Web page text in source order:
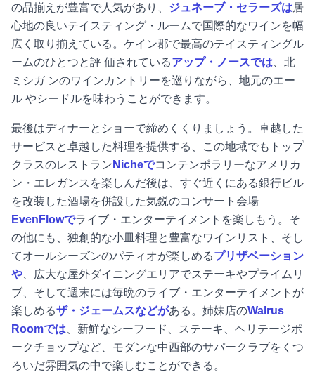
の品揃えが豊富で人気があり、 ジュネーブ・セラーズは居
心地の良いテイスティング・ルームで国際的なワインを幅
広く取り揃えている。ケイン郡で最高のテイスティングル
ームのひとつと評 価されているアップ・ノースでは 、北
ミシガ ンのワインカントリーを巡りながら、地元のエー
ル やシードルを味わうことができます。
最後はディナーとショーで締めくくりましょう。卓越した
サービスと卓越した料理を提供する、この地域でもトップ
クラスのレストラン Nicheでコンテンポラリーなアメリカ
ン・エレガンスを楽しんだ後は、すぐ近くにある銀行ビル
を改装した酒場を併設した気鋭のコンサート会場
EvenFlowでライブ・エンターテイメントを楽しもう。そ
の他にも、独創的な小皿料理と豊富なワインリスト、そし
てオールシーズンのパティオが楽しめるプリザベーション
や 、広大な屋外ダイニングエリアでステーキやプライムリ
ブ、そして週末には毎晩のライブ・エンターテイメントが
楽しめるザ・ジェームスなどがある。姉妹店のWalrus
Roomでは 、新鮮なシーフード、ステーキ、ヘリテージポ
ークチョップなど、モダンな中西部のサパークラブをくつ
ろいだ雰囲気の中で楽しむことができる。